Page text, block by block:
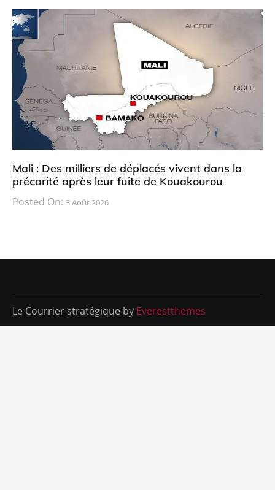
Mali : Des milliers de déplacés vivent dans la
précarité après leur fuite de Kouakourou
Posted On: 3 Août 2026
Le Courrier stratégique by Everestthemes